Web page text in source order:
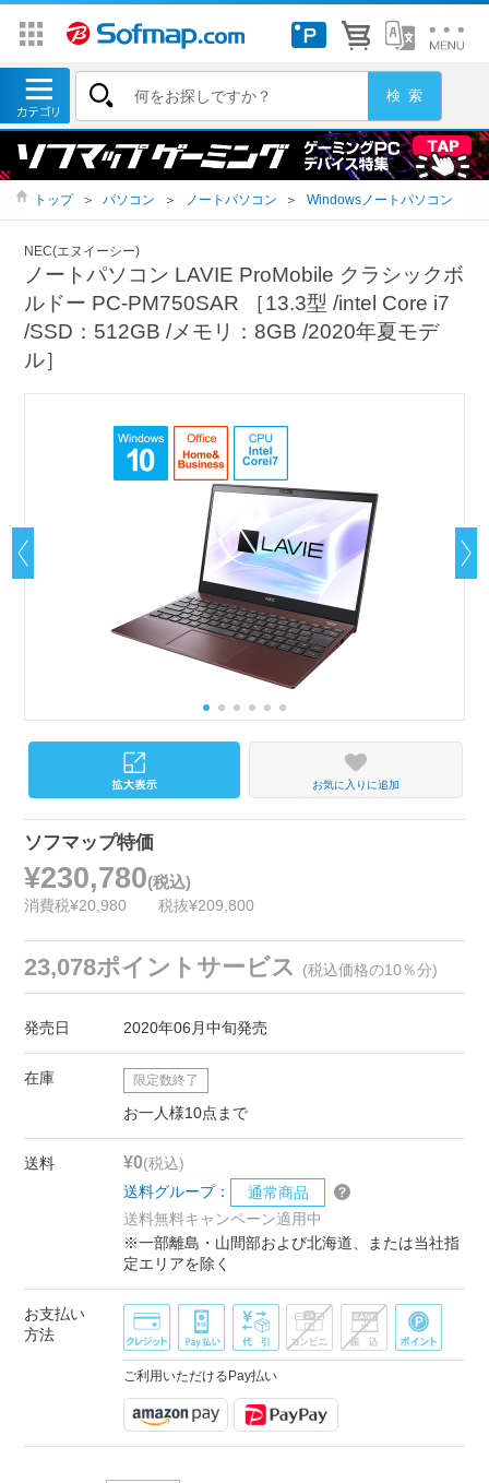
トップ ＞ パソコン ＞ ノートパソコン ＞ Windowsノートパソコン
NEC(エヌイーシー)
ノートパソコン LAVIE ProMobile クラシックボ
ルドー PC-PM750SAR ［13.3型 /intel Core i7
/SSD：512GB /メモリ：8GB /2020年夏モデ
ル］
お気に入りに追加
ソフマップ特価
¥230,780(税込)
消費税¥20,980 税抜¥209,800
23,078ポイントサービス (税込価格の10％分)
発売日 2020年06月中旬発売
在庫 限定数終了
お一人様10点まで
送料 ¥0(税込)
送料グループ：
通常商品
送料無料キャンペーン適用中
※一部離島・山間部および北海道、または当社指
定エリアを除く
お支払い
方法
ご利用いただけるPay払い